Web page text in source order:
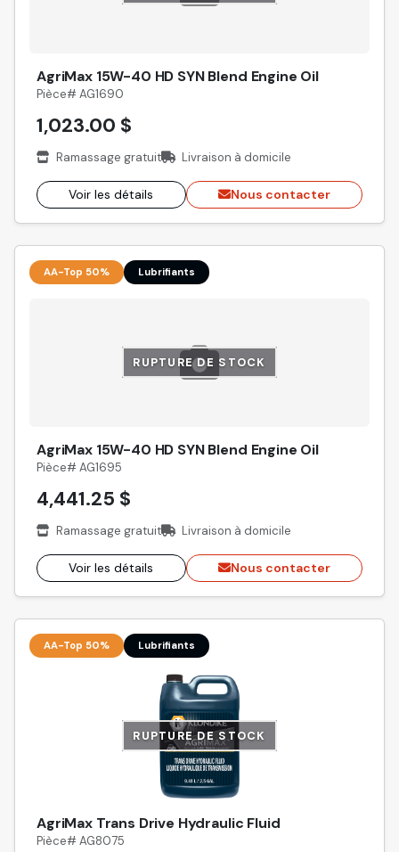
AgriMax 15W-40 HD SYN Blend Engine Oil
Pièce# AG1690
1,023.00 $
Ramassage gratuit Livraison à domicile
Voir les détails Nous contacter
AA-Top 50% Lubrifiants
RUPTURE DE STOCK
AgriMax 15W-40 HD SYN Blend Engine Oil
Pièce# AG1695
4,441.25 $
Ramassage gratuit Livraison à domicile
Voir les détails Nous contacter
AA-Top 50% Lubrifiants
RUPTURE DE STOCK
AgriMax Trans Drive Hydraulic Fluid
Pièce# AG8075